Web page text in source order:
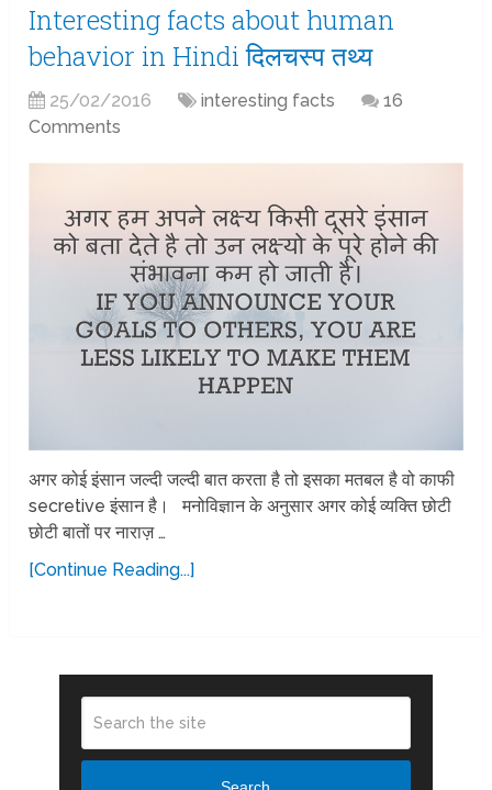
Interesting facts about human
behavior in Hindi दिलचस्प तथ्य
25/02/2016 interesting facts
16
Comments
अगर कोई इंसान जल्दी जल्दी बात करता है तो इसका मतबल है वो काफी
secretive इंसान है। मनोविज्ञान के अनुसार अगर कोई व्यक्ति छोटी
छोटी बातों पर नाराज़ …
[Continue Reading...]